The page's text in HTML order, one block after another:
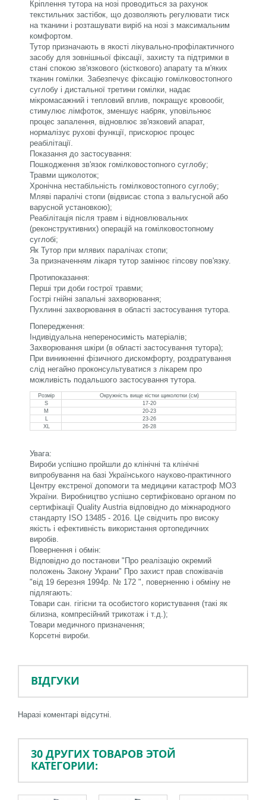
Кріплення тутора на нозі проводиться за рахунок
текстильних застібок, що дозволяють регулювати тиск
на тканини і розташувати виріб на нозі з максимальним
комфортом.
Тутор призначають в якості лікувально-профілактичного
засобу для зовнішньої фіксації, захисту та підтримки в
стані спокою зв'язкового (кісткового) апарату та м'яких
тканин гомілки. Забезпечує фіксацію гомілковостопного
суглобу і дистальної третини гомілки, надає
мікромасажний і тепловий вплив, покращує кровообіг,
стимулює лімфоток, зменшує набряк, уповільнює
процес запалення, відновлює зв'язковий апарат,
нормалізує рухові функції, прискорює процес
реабілітації.
Показання до застосування:
Пошкодження зв'язок гомілковостопного суглобу;
Травми щиколоток;
Хронічна нестабільність гомілковостопного суглобу;
Мляві паралічі стопи (відвисає стопа з вальгусной або
варусной установкою);
Реабілітація після травм і відновлювальних
(реконструктивних) операцій на гомілковостопному
суглобі;
Як Тутор при млявих паралічах стопи;
За призначенням лікаря тутор замінює гіпсову пов'язку.
Протипоказання:
Перші три доби гострої травми;
Гострі гнійні запальні захворювання;
Пухлинні захворювання в області застосування тутора.
Попередження:
Індивідуальна непереносимість матеріалів;
Захворювання шкіри (в області застосування тутора);
При виникненні фізичного дискомфорту, роздратування
слід негайно проконсультуватися з лікарем про
можливість подальшого застосування тутора.
Розмір
Окружність вище кістки щиколотки (см)
S
17-20
M
20-23
23-26
XL
26-28
Увага:
Вироби успішно пройшли до клінічні та клінічні
випробування на базі Українського науково-практичного
Центру екстреної допомоги та медицини катастроф МОЗ
України. Виробництво успішно сертифіковано органом по
сертифікації Quality Austria відповідно до міжнародного
стандарту ISO 13485 - 2016. Це свідчить про високу
якість і ефективність використання ортопедичних
виробів.
Повернення і обмін:
Відповідно до постанови "Про реалiзацiю окремий
положень Закону Украни" Про захист прав спожівачiв
"вiд 19 березня 1994р. № 172 ", поверненню і обміну не
підлягають:
Товари сан. гігієни та особистого користування (такі як
білизна, компресійний трикотаж і т.д.);
Товари медичного призначення;
Корсетні вироби.
ВІДГУКИ
Наразі коментарі відсутні.
30 ДРУГИХ ТОВАРОВ ЭТОЙ
КАТЕГОРИИ: